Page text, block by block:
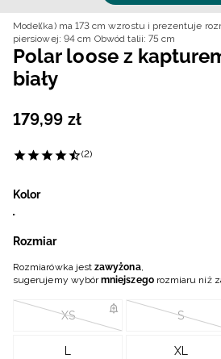
Model(ka) ma 173 cm wzrostu i prezentuje
piersiowej: 94 cm Obwód talii: 75 cm
Polar loose z
biały
179,99 zł
(2)
Kolor
Rozmiar
Rozmiarówka jestzawyżona,
sugerujemy wybórmniejszegorozmiaru niż
XS S
L XL